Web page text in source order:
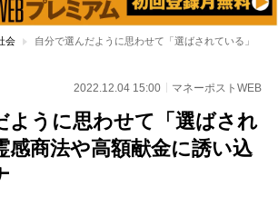
会 自分で選んだように思わせて「選ばされている」 霊
2022.12.04 15:00 マネーポストWEB
ように思わせて「選ばされ
商法や高額献金に誘い込